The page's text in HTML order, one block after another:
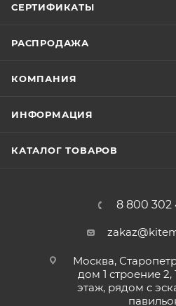
СЕРТИФИКАТЫ
РАСПРОДАЖА
КОМПАНИЯ
ИНФОРМАЦИЯ
КАТАЛОГ ТОВАРОВ
8 800 302
Москва,
дом 1 строение
этаж, рядом с